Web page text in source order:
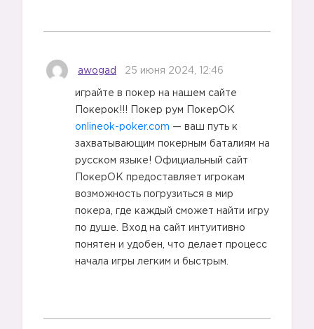
awogad 25 июня 2024, 12:46
играйте в покер на нашем сайте
Покерок!!! Покер рум ПокерОК
onlineok-poker.com — ваш путь к
захватывающим покерным баталиям на
русском языке! Официальный сайт
ПокерОК предоставляет игрокам
возможность погрузиться в мир
покера, где каждый сможет найти игру
по душе. Вход на сайт интуитивно
понятен и удобен, что делает процесс
начала игры легким и быстрым.